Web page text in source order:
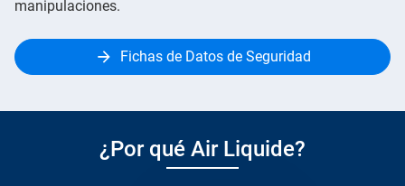
manipulaciones.
Fichas de Datos de Seguridad
¿Por qué Air Liquide?